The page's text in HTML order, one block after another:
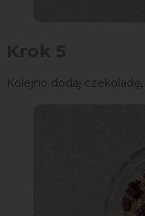
Kolejno dodaj czekoladę,